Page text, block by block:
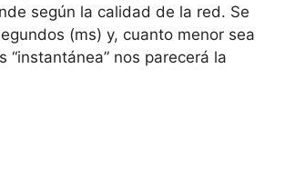
según la calidad de la red. Se
(ms) y, cuanto menor sea
“instantánea” nos parecerá la